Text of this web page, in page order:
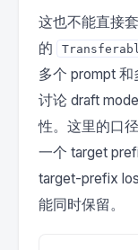
这也不能直接
的
多个 prompt 和
讨论 draft
性。这里的口
一个 target
target-prefix
能同时保留。